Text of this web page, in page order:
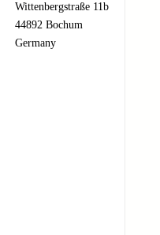
Wittenbergstraße 11b
44892 Bochum
Germany